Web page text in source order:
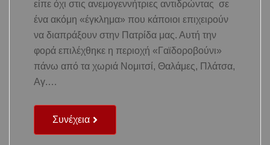
είπε όχι στις ανεμογεννήτριες αντιδρώντας σε
ένα ακόμη «έγκλημα» που κάποιοι επιχειρούν
να διαπράξουν στην Πατρίδα μας. Αυτή την
φορά επιλέχθηκε η περιοχή «Γαϊδοροβούνι»
πάνω από τα χωριά Νομιτσί, Θαλάμες, Πλάτσα,
Αγ.…
Συνέχεια